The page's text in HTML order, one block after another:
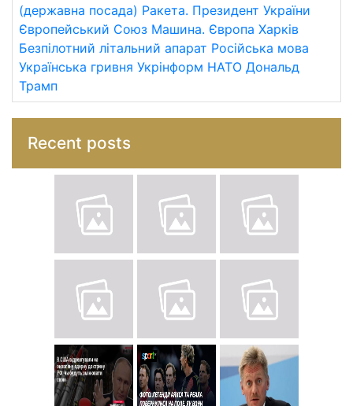
(державна посада) Ракета. Президент України
Європейський Союз Машина. Європа Харків
Безпілотний літальний апарат Російська мова
Українська гривня Укрінформ НАТО Дональд
Трамп
Recent posts